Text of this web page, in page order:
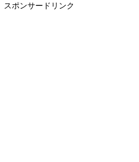
スポンサードリンク